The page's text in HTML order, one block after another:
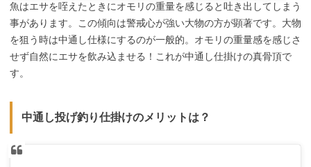
魚はエサを咥えたときにオモリの重量を感じると吐き出してしまう
事があります。この傾向は警戒心が強い大物の方が顕著です。大物
を狙う時は中通し仕様にするのが一般的。オモリの重量感を感じさ
せず自然にエサを飲み込ませる！これが中通し仕掛けの真骨頂で
す。
中通し投げ釣り仕掛けのメリットは？